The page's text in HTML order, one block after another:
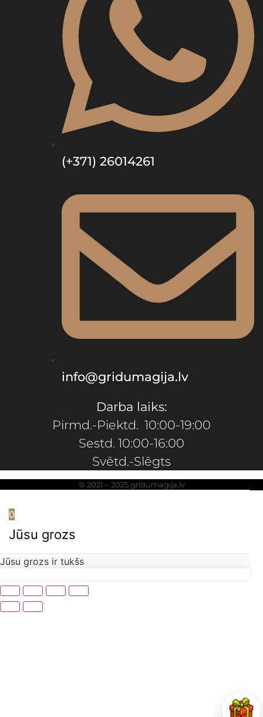
(+371) 26014261
info@gridumagija.lv
Darba laiks:
Pirmd.-Piektd. 10:00-19:00
Sestd. 10:00-16:00
Svētd.-Slēgts
© 2021 – 2025 gridumagija.lv
0
Jūsu grozs
Jūsu grozs ir tukšs